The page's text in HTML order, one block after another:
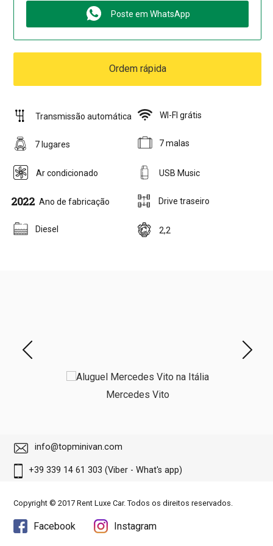
Poste em WhatsApp
Ordem rápida
Transmissão automática WI-FI grátis
7 lugares 7 malas
Ar condicionado USB Music
2022 Ano de fabricação Drive traseiro
Diesel 2,2
Mercedes Vito
info@topminivan.com
+39 339 14 61 303 (Viber - What's app)
Copyright © 2017 Rent Luxe Car. Todos os direitos reservados.
Facebook Instagram